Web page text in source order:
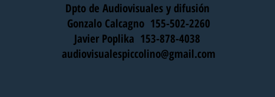
Dpto de Audiovisuales y difusión
Gonzalo Calcagno 155-502-2260
Javier Poplika 153-878-4038
audiovisualespiccolino@gmail.com